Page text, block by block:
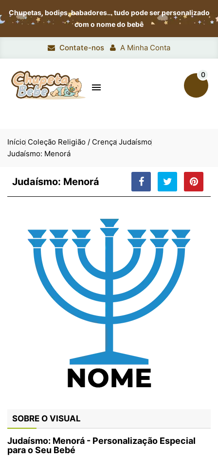
Chupetas, bodies, babadores…tudo pode ser personalizado
com o nome do bebê
Contate-nos A Minha Conta

0
Início Coleção Religião / Crença Judaísmo
Judaísmo: Menorá
Judaísmo: Menorá
SOBRE O VISUAL
Judaísmo: Menorá - Personalização Especial
para o Seu Bebé